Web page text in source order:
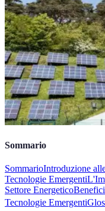
Sommario
SommarioIntroduzione
Tecnologie Emergenti
Settore Energetico
Tecnologie Emergenti